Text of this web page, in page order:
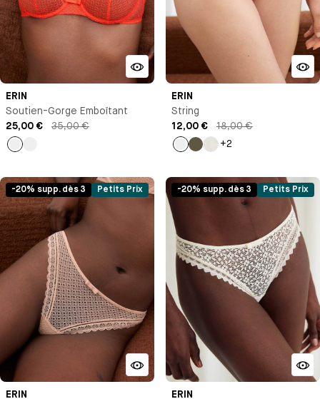
ERIN
Soutien-Gorge Emboîtant
25,00 €
35,00 €
Orange
ERIN
String
12,00 €
18,00 €
Orange
KakiIvoire
+2
-20% supp. dès 3 Petits Prix
ERIN
-20% supp. dès 3 Petits Prix
ERIN